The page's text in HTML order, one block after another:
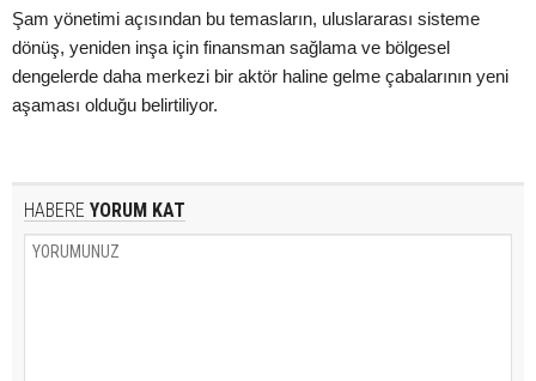
Şam yönetimi açısından bu temasların, uluslararası sisteme
dönüş, yeniden inşa için finansman sağlama ve bölgesel
dengelerde daha merkezi bir aktör haline gelme çabalarının yeni
aşaması olduğu belirtiliyor.
HABERE YORUM KAT